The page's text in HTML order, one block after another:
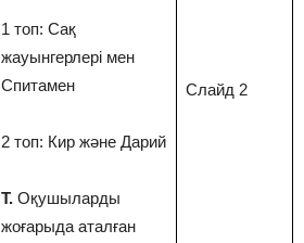
1 топ: Сақ
жауынгерлері мен
Спитамен
2 топ: Кир және Дарий
Т. Оқушыларды
жоғарыда аталған
Слайд 2